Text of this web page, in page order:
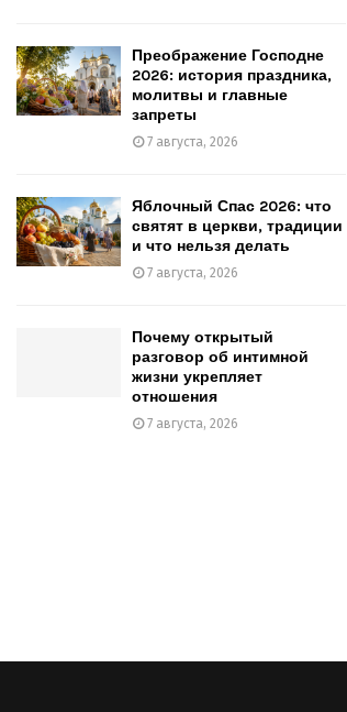
Преображение Господне
2026: история праздника,
молитвы и главные
запреты
7 августа, 2026
Яблочный Спас 2026: что
святят в церкви, традиции
и что нельзя делать
7 августа, 2026
Почему открытый
разговор об интимной
жизни укрепляет
отношения
7 августа, 2026